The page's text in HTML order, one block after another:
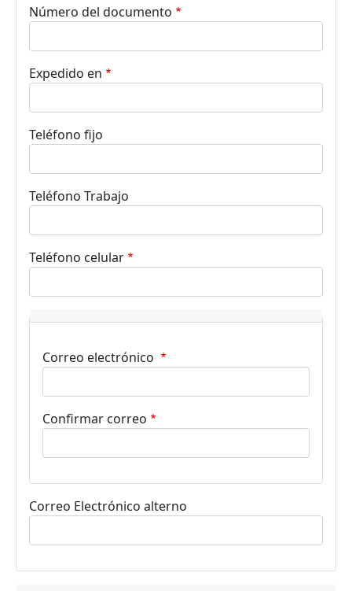
Número del documento
Expedido en
Teléfono fijo
Teléfono Trabajo
Teléfono celular
Correo electrónico
Correo electrónico
Confirmar correo
Correo Electrónico alterno